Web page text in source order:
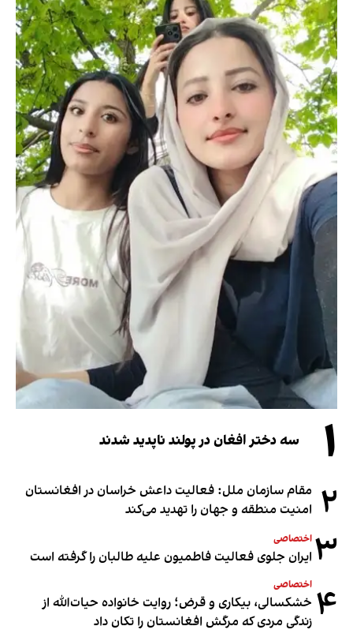
۱ سه دختر افغان در پولند ناپدید شدند
۲ مقام سازمان ملل: فعالیت داعش خراسان در افغانستان
امنیت منطقه و جهان را تهدید می‌کند
۳ اختصاصی
ایران جلوی فعالیت فاطمیون علیه طالبان را گرفته است
۴ اختصاصی
خشکسالی، بیکاری و قرض؛ روایت خانواده حیات‌الله از
زندگی مردی که مرگش افغانستان را تکان داد